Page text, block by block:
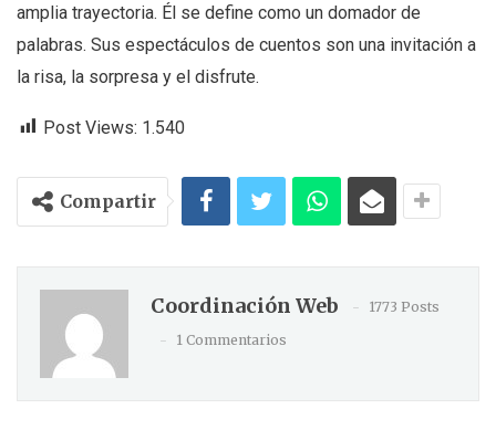
amplia trayectoria. Él se define como un domador de
palabras. Sus espectáculos de cuentos son una invitación a
la risa, la sorpresa y el disfrute.
Post Views: 1.540
Compartir
Coordinación Web
1773 Posts
1 Commentarios